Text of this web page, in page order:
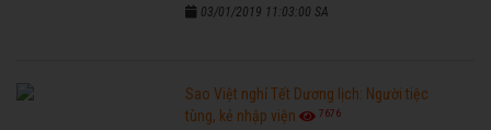
03/01/2019 11:03:00 SA
Sao Việt nghỉ Tết Dương lịch: Người tiệc
tùng, kẻ nhập viện
7676